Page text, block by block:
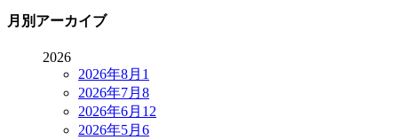
月別アーカイブ
2026
2026年8月 1
2026年7月 8
2026年6月 12
2026年5月 6